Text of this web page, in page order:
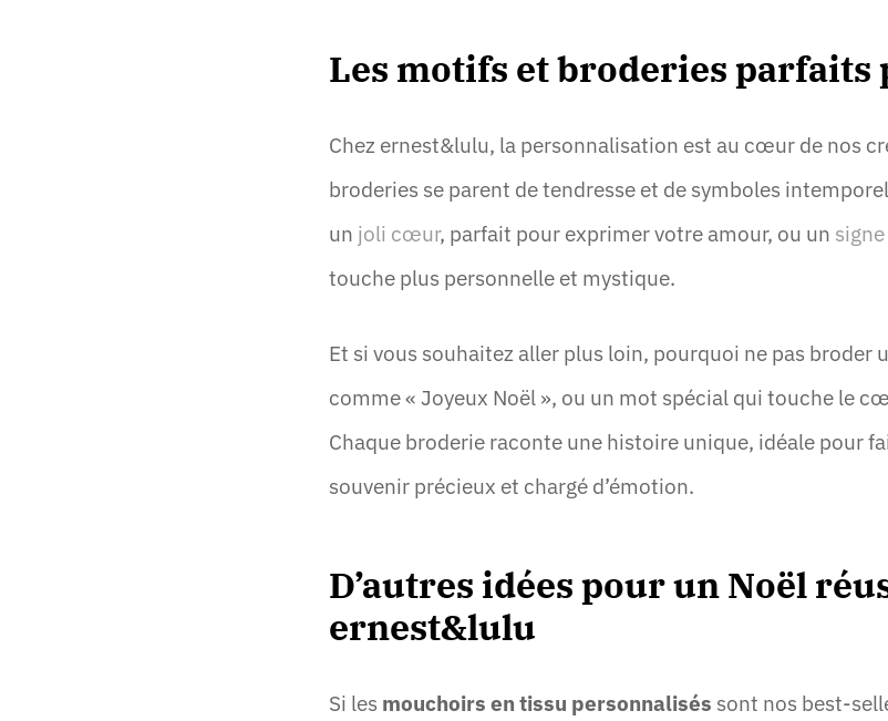
Les motifs et broderies parfaits
Chez ernest&lulu, la personnalisation est au cœur de nos
broderies se parent de tendresse et de symboles
un joli cœur, parfait pour exprimer votre amour, ou un
touche plus personnelle et mystique.
Et si vous souhaitez aller plus loin, pourquoi ne pas broder
comme « Joyeux Noël », ou un mot spécial qui touche le
Chaque broderie raconte une histoire unique, idéale pour
souvenir précieux et chargé d’émotion.
D’autres idées pour un Noël
ernest&lulu
Si les mouchoirs en tissu personnalisés sont nos best-